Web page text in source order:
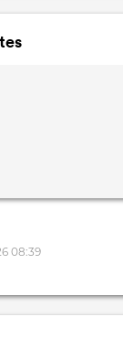
08:39